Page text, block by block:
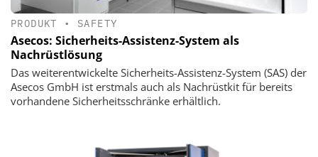
PRODUKT • SAFETY
Asecos: Sicherheits-Assistenz-System als
Nachrüstlösung
Das weiterentwickelte Sicherheits-Assistenz-System (SAS) der
Asecos GmbH ist erstmals auch als Nachrüstkit für bereits
vorhandene Sicherheitsschränke erhältlich.